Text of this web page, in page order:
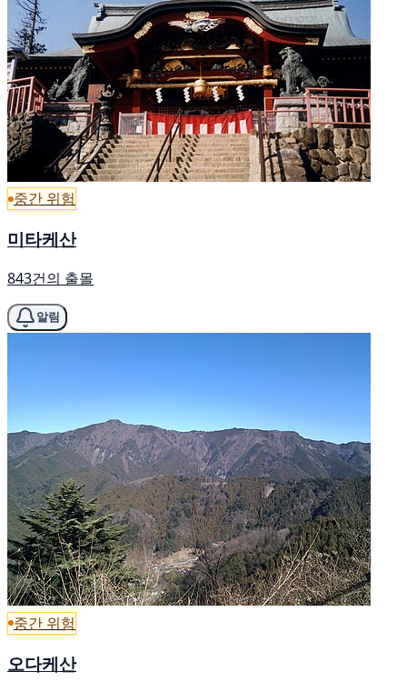
중간 위험
미타케산
843건의 출몰
알림
중간 위험
오다케산